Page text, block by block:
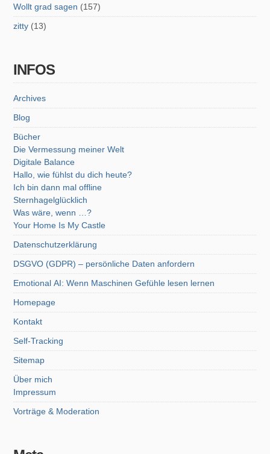
Wollt grad sagen (157)
zitty (13)
INFOS
Archives
Blog
Bücher
Die Vermessung meiner Welt
Digitale Balance
Hallo, wie fühlst du dich heute?
Ich bin dann mal offline
Sternhagelglücklich
Was wäre, wenn …?
Your Home Is My Castle
Datenschutzerklärung
DSGVO (GDPR) – persönliche Daten anfordern
Emotional AI: Wenn Maschinen Gefühle lesen lernen
Homepage
Kontakt
Self-Tracking
Sitemap
Über mich
Impressum
Vorträge & Moderation